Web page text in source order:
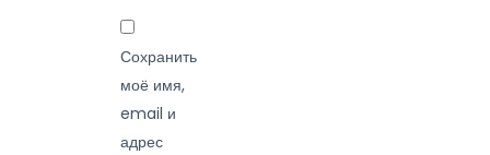
Сохранить
моё имя,
email и
адрес